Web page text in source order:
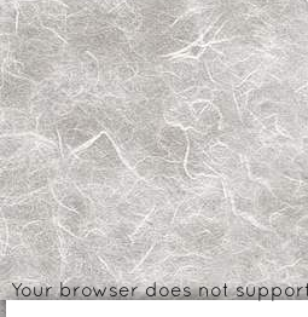
Your browser does not